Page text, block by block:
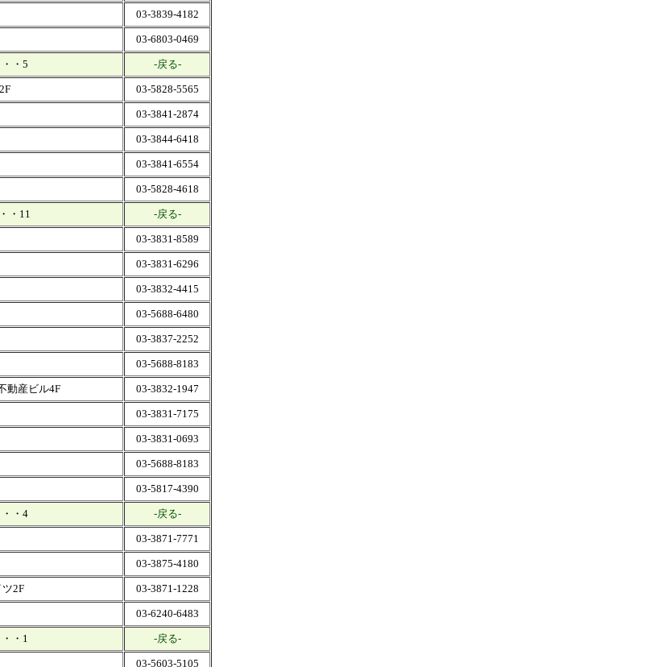
03-3839-4182
03-6803-0469
・5 -戻る-
03-5828-5565
03-3841-2874
03-3844-6418
03-3841-6554
03-5828-4618
・11 -戻る-
03-3831-8589
03-3831-6296
03-3832-4415
03-5688-6480
03-3837-2252
03-5688-8183
動産ビル4F 03-3832-1947
03-3831-7175
03-3831-0693
03-5688-8183
03-5817-4390
・4 -戻る-
03-3871-7771
03-3875-4180
2F 03-3871-1228
03-6240-6483
・1 -戻る-
03-5603-5105